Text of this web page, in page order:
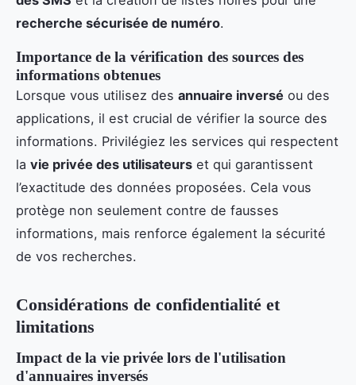
recherche sécurisée de numéro.
Importance de la vérification des sources des
informations obtenues
Lorsque vous utilisez des annuaire inversé ou des
applications, il est crucial de vérifier la source des
informations. Privilégiez les services qui respectent
la vie privée des utilisateurs et qui garantissent
l’exactitude des données proposées. Cela vous
protège non seulement contre de fausses
informations, mais renforce également la sécurité
de vos recherches.
Considérations de confidentialité et
limitations
Impact de la vie privée lors de l'utilisation
d'annuaires inversés